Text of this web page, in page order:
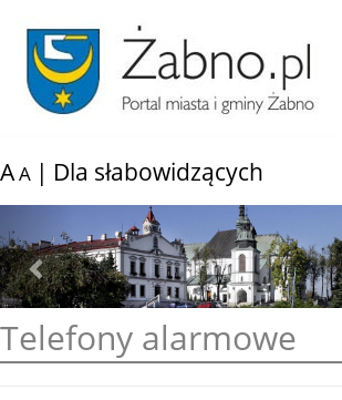
AA | Dla słabowidzących
Previous
Telefony alarmowe